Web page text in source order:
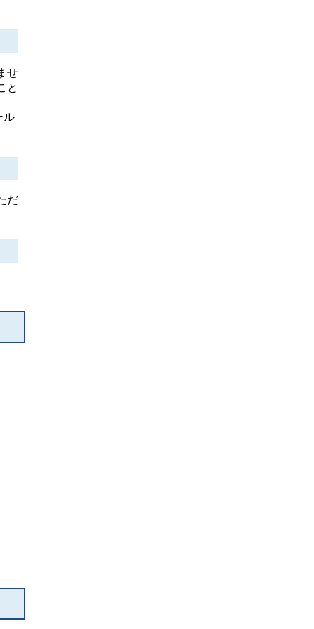
せ
と
ル
だ